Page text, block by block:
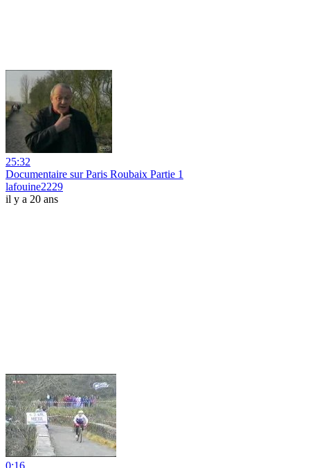
25:32
Documentaire sur Paris Roubaix Partie 1
lafouine2229
il y a 20 ans